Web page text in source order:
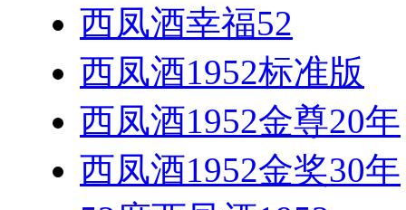
西凤酒幸福52
西凤酒1952标准版
西凤酒1952金尊20年
西凤酒1952金奖30年